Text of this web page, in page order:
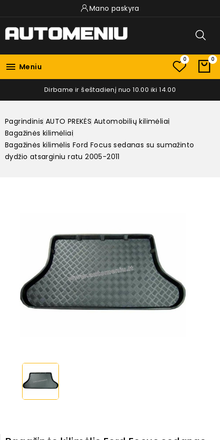
Mano paskyra
 Meniu
0 0
Dirbame ir šeštadienį nuo 10.00 iki 14.00
Pagrindinis AUTO PREKĖS Automobilių kilimėliai
Bagažinės kilimėliai
Bagažinės kilimėlis Ford Focus sedanas su sumažinto
dydžio atsarginiu ratu 2005-2011